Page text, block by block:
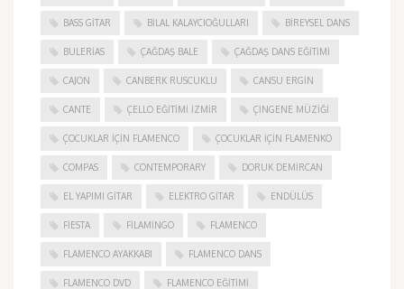
BASS GITAR BILAL KALAYCIOĞULLARI BIREYSEL DANS
BULERIAS ÇAĞDAŞ BALE ÇAĞDAŞ DANS EĞITIMI
CAJON CANBERK RUSCUKLU CANSU ERGIN
CANTE ÇELLO EĞITIMI İZMIR ÇINGENE MÜZIĞI
ÇOCUKLAR IÇIN FLAMENCO ÇOCUKLAR IÇIN FLAMENKO
COMPAS CONTEMPORARY DORUK DEMIRCAN
EL YAPIMI GITAR ELEKTRO GITAR ENDÜLÜS
FIESTA FILAMINGO FLAMENCO
FLAMENCO AYAKKABI FLAMENCO DANS
FLAMENCO DVD FLAMENCO EĞITIMI